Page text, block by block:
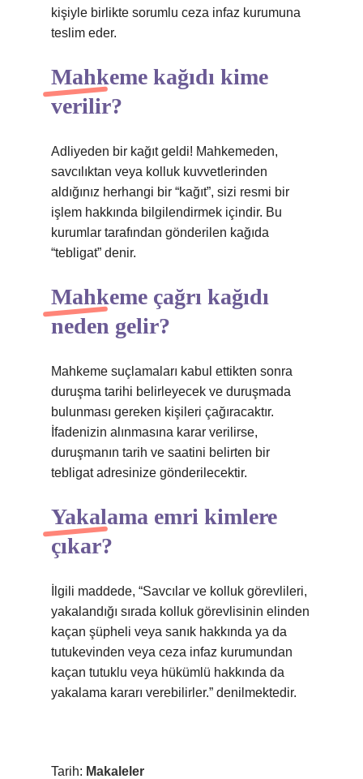
kişiyle birlikte sorumlu ceza infaz kurumuna
teslim eder.
Mahkeme kağıdı kime
verilir?
Adliyeden bir kağıt geldi! Mahkemeden,
savcılıktan veya kolluk kuvvetlerinden
aldığınız herhangi bir “kağıt”, sizi resmi bir
işlem hakkında bilgilendirmek içindir. Bu
kurumlar tarafından gönderilen kağıda
“tebligat” denir.
Mahkeme çağrı kağıdı
neden gelir?
Mahkeme suçlamaları kabul ettikten sonra
duruşma tarihi belirleyecek ve duruşmada
bulunması gereken kişileri çağıracaktır.
İfadenizin alınmasına karar verilirse,
duruşmanın tarih ve saatini belirten bir
tebligat adresinize gönderilecektir.
Yakalama emri kimlere
çıkar?
İlgili maddede, “Savcılar ve kolluk görevlileri,
yakalandığı sırada kolluk görevlisinin elinden
kaçan şüpheli veya sanık hakkında ya da
tutukevinden veya ceza infaz kurumundan
kaçan tutuklu veya hükümlü hakkında da
yakalama kararı verebilirler.” denilmektedir.
Tarih: Makaleler